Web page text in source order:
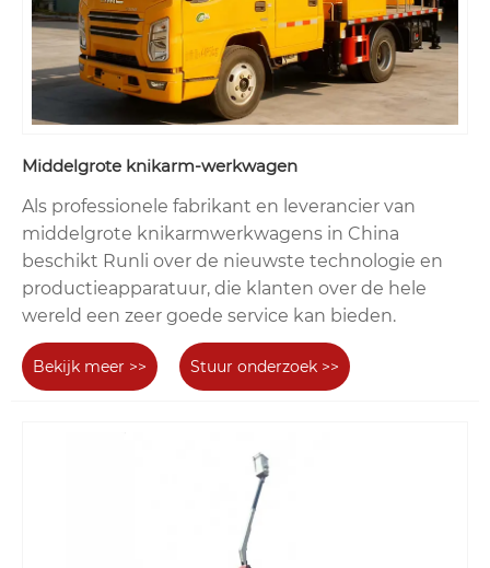
Middelgrote knikarm-werkwagen
Als professionele fabrikant en leverancier van
middelgrote knikarmwerkwagens in China
beschikt Runli over de nieuwste technologie en
productieapparatuur, die klanten over de hele
wereld een zeer goede service kan bieden.
Bekijk meer >> Stuur onderzoek >>